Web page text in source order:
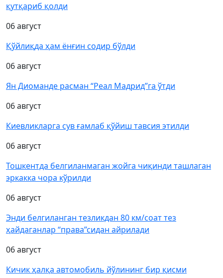
қутқариб қолди
06 август
Қўйлиқда ҳам ёнғин содир бўлди
06 август
Ян Диоманде расман “Реал Мадрид”га ўтди
06 август
Киевликларга сув ғамлаб қўйиш тавсия этилди
06 август
Тошкентда белгиланмаган жойга чиқинди ташлаган
эркакка чора кўрилди
06 август
Энди белгиланган тезликдан 80 км/соат тез
ҳайдаганлар “права”сидан айрилади
06 август
Кичик ҳалқа автомобиль йўлининг бир қисми